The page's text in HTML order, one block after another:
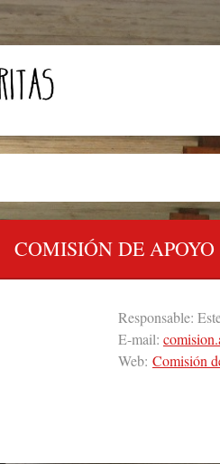
COMISIÓN DE
Responsable:
E-mail:
Web: Comisión